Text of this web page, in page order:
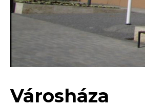
Városháza